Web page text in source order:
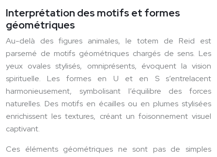
Interprétation des motifs et formes
géométriques
Au-delà des figures animales, le totem de Reid est
parsemé de motifs géométriques chargés de sens. Les
yeux ovales stylisés, omniprésents, évoquent la vision
spirituelle. Les formes en U et en S s’entrelacent
harmonieusement, symbolisant l’équilibre des forces
naturelles. Des motifs en écailles ou en plumes stylisées
enrichissent les textures, créant un foisonnement visuel
captivant.
Ces éléments géométriques ne sont pas de simples